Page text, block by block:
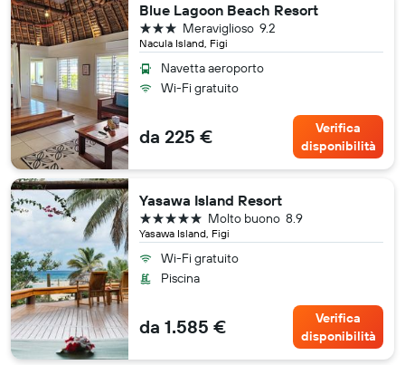
Blue Lagoon Beach Resort
Nacula Island, Figi
9.2
Meraviglioso
3 stelle
Navetta aeroporto
Wi-Fi gratuito
da 225 €
Verifica
disponibilità
Yasawa Island Resort
Yasawa Island, Figi
8.9
Molto buono
5 stelle
Wi-Fi gratuito
Piscina
da 1.585 €
Verifica
disponibilità